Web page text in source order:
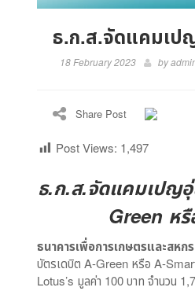
ธ.ก.ส.จัดแคมเป
18 February 2023 by
Share Post
Post Views: 1,497
ธ.ก.ส.จัดแคมเปญอุ่
Green ห
ธนาคารเพื่อการเกษตรและสห
บัตรเดบิต A-Green หรือ A-
Lotus’s มูลค่า 100 บาท จำนวน